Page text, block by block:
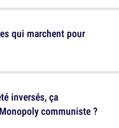
inversés, ça
communiste ?
qui marchent pour